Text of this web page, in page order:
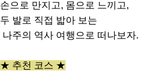
손으로 만지고, 몸으로 느끼고,
두 발로 직접 밟아 보는
나주의 역사 여행으로 떠나보자.
★ 추천 코스 ★